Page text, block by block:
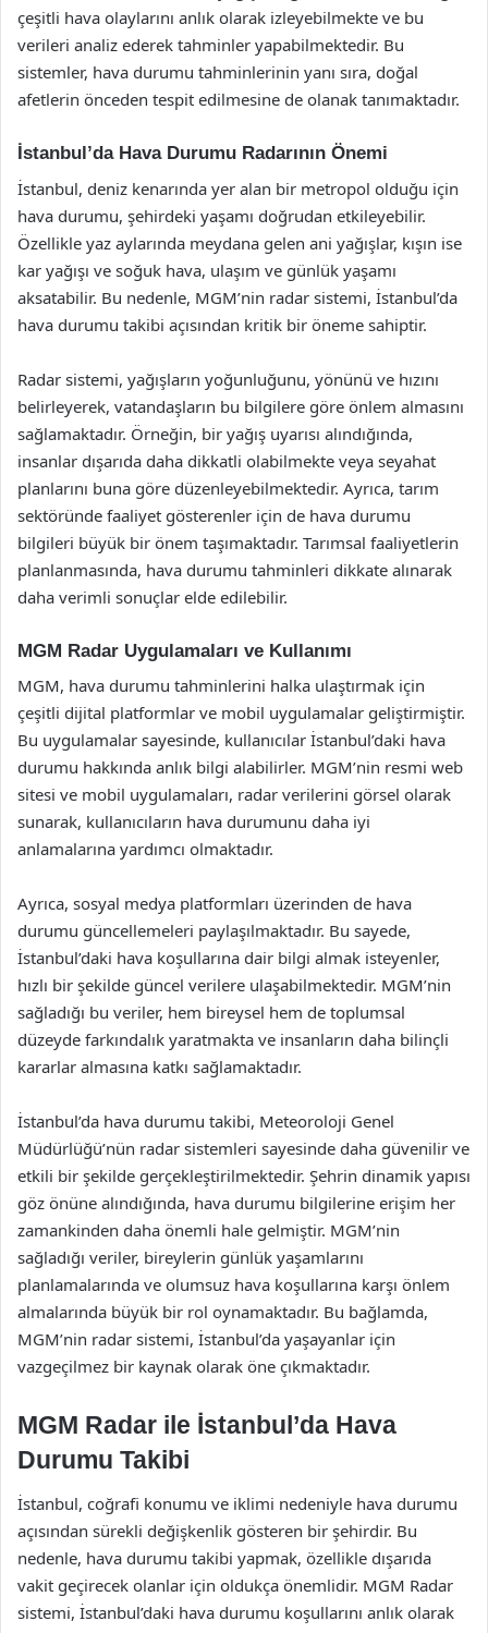
çeşitli hava olaylarını anlık olarak izleyebilmekte ve bu
verileri analiz ederek tahminler yapabilmektedir. Bu
sistemler, hava durumu tahminlerinin yanı sıra, doğal
afetlerin önceden tespit edilmesine de olanak tanımaktadır.
İstanbul’da Hava Durumu Radarının Önemi
İstanbul, deniz kenarında yer alan bir metropol olduğu için
hava durumu, şehirdeki yaşamı doğrudan etkileyebilir.
Özellikle yaz aylarında meydana gelen ani yağışlar, kışın ise
kar yağışı ve soğuk hava, ulaşım ve günlük yaşamı
aksatabilir. Bu nedenle, MGM’nin radar sistemi, İstanbul’da
hava durumu takibi açısından kritik bir öneme sahiptir.
Radar sistemi, yağışların yoğunluğunu, yönünü ve hızını
belirleyerek, vatandaşların bu bilgilere göre önlem almasını
sağlamaktadır. Örneğin, bir yağış uyarısı alındığında,
insanlar dışarıda daha dikkatli olabilmekte veya seyahat
planlarını buna göre düzenleyebilmektedir. Ayrıca, tarım
sektöründe faaliyet gösterenler için de hava durumu
bilgileri büyük bir önem taşımaktadır. Tarımsal faaliyetlerin
planlanmasında, hava durumu tahminleri dikkate alınarak
daha verimli sonuçlar elde edilebilir.
MGM Radar Uygulamaları ve Kullanımı
MGM, hava durumu tahminlerini halka ulaştırmak için
çeşitli dijital platformlar ve mobil uygulamalar geliştirmiştir.
Bu uygulamalar sayesinde, kullanıcılar İstanbul’daki hava
durumu hakkında anlık bilgi alabilirler. MGM’nin resmi web
sitesi ve mobil uygulamaları, radar verilerini görsel olarak
sunarak, kullanıcıların hava durumunu daha iyi
anlamalarına yardımcı olmaktadır.
Ayrıca, sosyal medya platformları üzerinden de hava
durumu güncellemeleri paylaşılmaktadır. Bu sayede,
İstanbul’daki hava koşullarına dair bilgi almak isteyenler,
hızlı bir şekilde güncel verilere ulaşabilmektedir. MGM’nin
sağladığı bu veriler, hem bireysel hem de toplumsal
düzeyde farkındalık yaratmakta ve insanların daha bilinçli
kararlar almasına katkı sağlamaktadır.
İstanbul’da hava durumu takibi, Meteoroloji Genel
Müdürlüğü’nün radar sistemleri sayesinde daha güvenilir ve
etkili bir şekilde gerçekleştirilmektedir. Şehrin dinamik yapısı
göz önüne alındığında, hava durumu bilgilerine erişim her
zamankinden daha önemli hale gelmiştir. MGM’nin
sağladığı veriler, bireylerin günlük yaşamlarını
planlamalarında ve olumsuz hava koşullarına karşı önlem
almalarında büyük bir rol oynamaktadır. Bu bağlamda,
MGM’nin radar sistemi, İstanbul’da yaşayanlar için
vazgeçilmez bir kaynak olarak öne çıkmaktadır.
MGM Radar ile İstanbul’da Hava
Durumu Takibi
İstanbul, coğrafi konumu ve iklimi nedeniyle hava durumu
açısından sürekli değişkenlik gösteren bir şehirdir. Bu
nedenle, hava durumu takibi yapmak, özellikle dışarıda
vakit geçirecek olanlar için oldukça önemlidir. MGM Radar
sistemi, İstanbul’daki hava durumu koşullarını anlık olarak